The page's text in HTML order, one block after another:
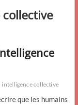
u
o
intelligence collective
que les humains